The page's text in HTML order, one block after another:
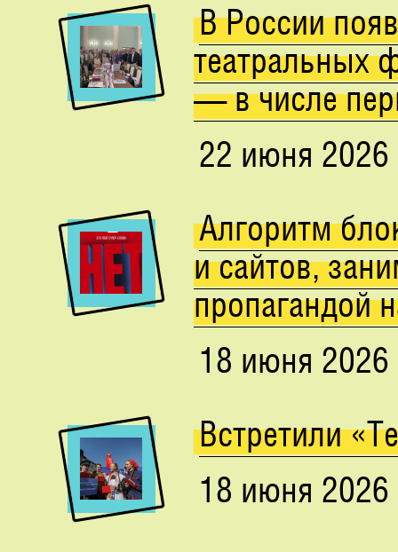
В России
театральных
— в числе
22 июня 2026
Алгоритм
и сайтов,
пропагандой
18 июня 2026
Встретили
18 июня 2026